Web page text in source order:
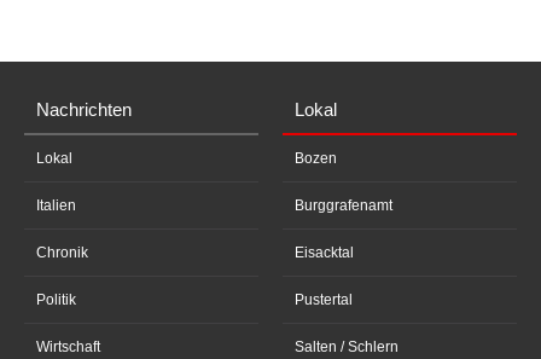
Nachrichten
Lokal
Italien
Chronik
Politik
Wirtschaft
Lokal
Bozen
Burggrafenamt
Eisacktal
Pustertal
Salten / Schlern